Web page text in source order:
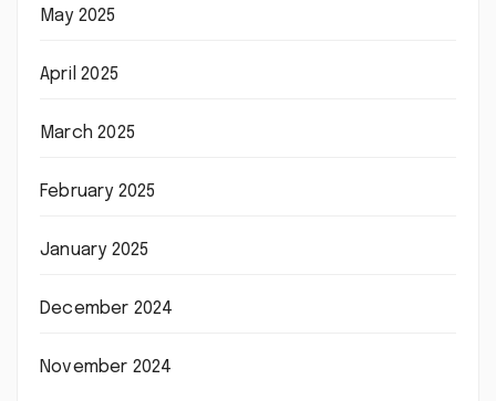
May 2025
April 2025
March 2025
February 2025
January 2025
December 2024
November 2024